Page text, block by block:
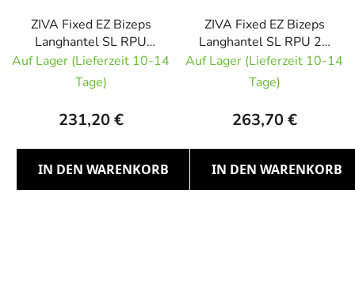
ZIVA Fixed EZ Bizeps
Langhantel SL RPU
17,5 kg
Auf Lager (Lieferzeit 10-14
Tage)
231,20 €
IN DEN WARENKORB
ZIVA Fixed EZ Bizeps
Langhantel SL RPU 20
kg
Auf Lager (Lieferzeit 10-14
Tage)
263,70 €
IN DEN WARENKORB